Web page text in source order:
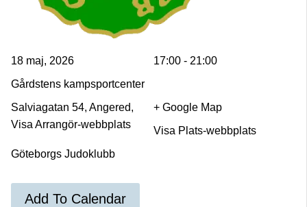
18 maj, 2026
17:00 - 21:00
Gårdstens kampsportcenter
Salviagatan 54, Angered,
+ Google Map
Visa Plats-webbplats
Göteborgs Judoklubb
Visa Arrangör-webbplats
Add To Calendar